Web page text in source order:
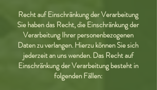
Recht auf Einschränkung der Verarbeitung
Sie haben das Recht, die Einschränkung der
Verarbeitung Ihrer personenbezogenen
Daten zu verlangen. Hierzu können Sie sich
jederzeit an uns wenden. Das Recht auf
Einschränkung der Verarbeitung besteht in
folgenden Fällen: